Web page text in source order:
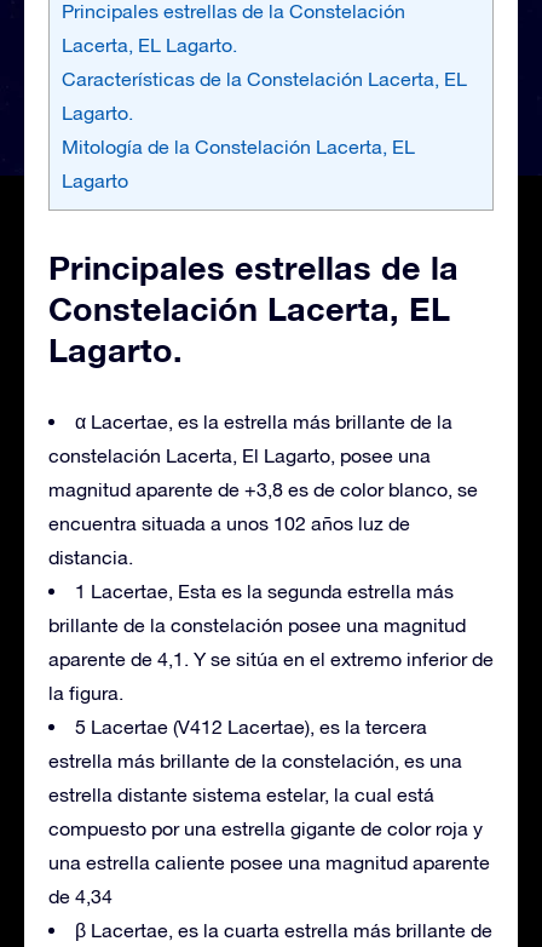
Principales estrellas de la Constelación
Lacerta, EL Lagarto.
Características de la Constelación Lacerta, EL
Lagarto.
Mitología de la Constelación Lacerta, EL
Lagarto
Principales estrellas de la
Constelación Lacerta, EL
Lagarto.
α Lacertae, es la estrella más brillante de la
constelación Lacerta, El Lagarto, posee una
magnitud aparente de +3,8 es de color blanco, se
encuentra situada a unos 102 años luz de
distancia.
1 Lacertae, Esta es la segunda estrella más
brillante de la constelación posee una magnitud
aparente de 4,1. Y se sitúa en el extremo inferior de
la figura.
5 Lacertae (V412 Lacertae), es la tercera
estrella más brillante de la constelación, es una
estrella distante sistema estelar, la cual está
compuesto por una estrella gigante de color roja y
una estrella caliente posee una magnitud aparente
de 4,34
β Lacertae, es la cuarta estrella más brillante de